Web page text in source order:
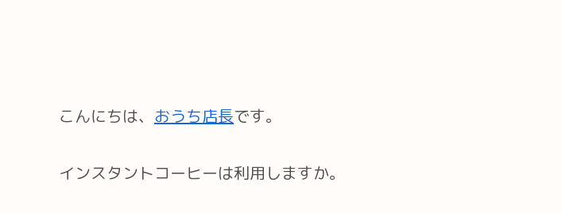
こんにちは、 おうち店長です。
インスタントコーヒーは利用しますか。